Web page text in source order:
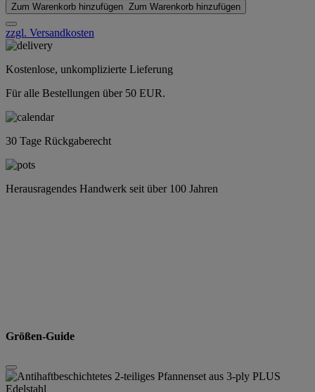
Zum Warenkorb hinzufügen Zum Warenkorb hinzufügen
zzgl. Versandkosten
Kostenlose, unkomplizierte Lieferung
Für alle Bestellungen über 50 EUR.
30 Tage Rückgaberecht
Herausragendes Handwerk seit über 100 Jahren
Größen-Guide